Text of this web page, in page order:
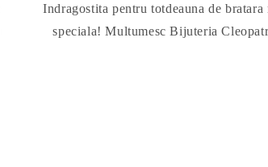
Indragostita pentru totdeauna de bratara
speciala! Multumesc Bijuteria